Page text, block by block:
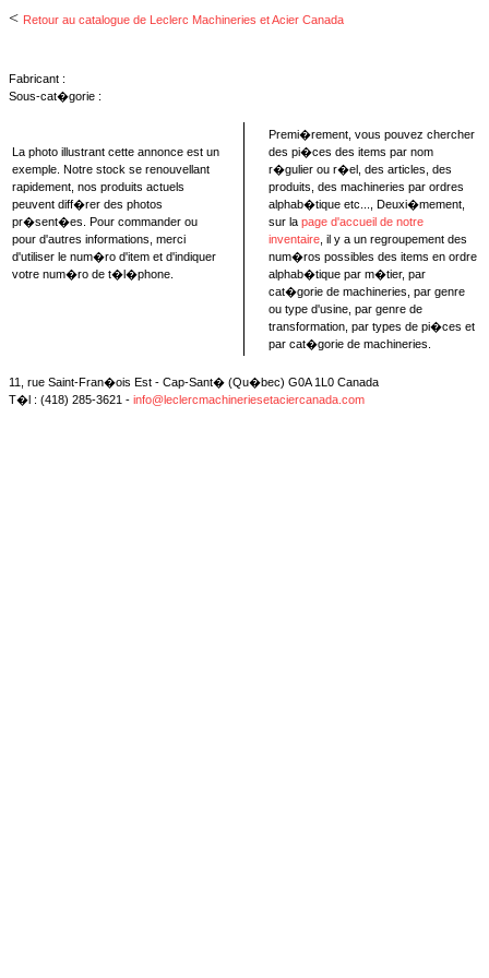
< Retour au catalogue de Leclerc Machineries et Acier Canada
Fabricant :
Sous-cat�gorie :
La photo illustrant cette annonce est un
exemple. Notre stock se renouvellant
rapidement, nos produits actuels
peuvent diff�rer des photos
pr�sent�es. Pour commander ou
pour d'autres informations, merci
d'utiliser le num�ro d'item et d'indiquer
votre num�ro de t�l�phone.
Premi�rement, vous pouvez chercher
des pi�ces des items par nom
r�gulier ou r�el, des articles, des
produits, des machineries par ordres
alphab�tique etc..., Deuxi�mement,
sur la page d'accueil de notre
inventaire , il y a un regroupement des
num�ros possibles des items en ordre
alphab�tique par m�tier, par
cat�gorie de machineries, par genre
ou type d'usine, par genre de
transformation, par types de pi�ces et
par cat�gorie de machineries.
11, rue Saint-Fran�ois Est - Cap-Sant� (Qu�bec) G0A 1L0 Canada
T�l : (418) 285-3621 - info@leclercmachineriesetaciercanada.com